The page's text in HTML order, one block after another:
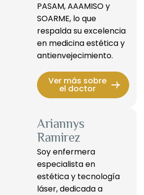
PASAM, AAAMISO y
SOARME, lo que
respalda su excelencia
en medicina estética y
antienvejecimiento.
Ver más sobre
el doctor
Ariannys
Ramirez
Soy enfermera
especialista en
estética y tecnología
láser, dedicada a